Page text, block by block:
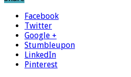
Facebook
Twitter
Google +
Stumbleupon
LinkedIn
Pinterest